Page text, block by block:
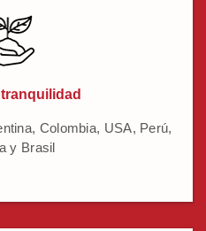
Colombia, USA, Perú,
y Brasil